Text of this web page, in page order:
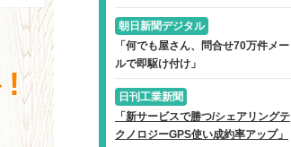
!
朝日新聞デジタル
「何でも屋さん、問合せ70万件メー
ルで即駆け付け」
日刊工業新聞
「新サービスで勝つ/シェアリングテ
クノロジーGPS使い成約率アップ」